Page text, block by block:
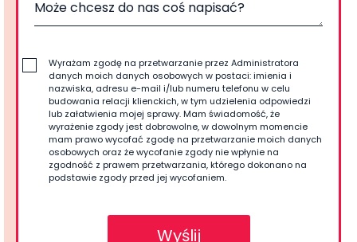
Wyrażam zgodę na przetwarzanie przez Administratora
danych moich danych osobowych w postaci: imienia i
nazwiska, adresu e-mail i/lub numeru telefonu w celu
budowania relacji klienckich, w tym udzielenia odpowiedzi
lub załatwienia mojej sprawy. Mam świadomość, że
wyrażenie zgody jest dobrowolne, w dowolnym momencie
mam prawo wycofać zgodę na przetwarzanie moich danych
osobowych oraz że wycofanie zgody nie wpłynie na
zgodność z prawem przetwarzania, którego dokonano na
podstawie zgody przed jej wycofaniem.